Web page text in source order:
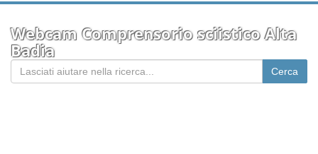
Webcam Comprensorio sciistico Alta
Badia